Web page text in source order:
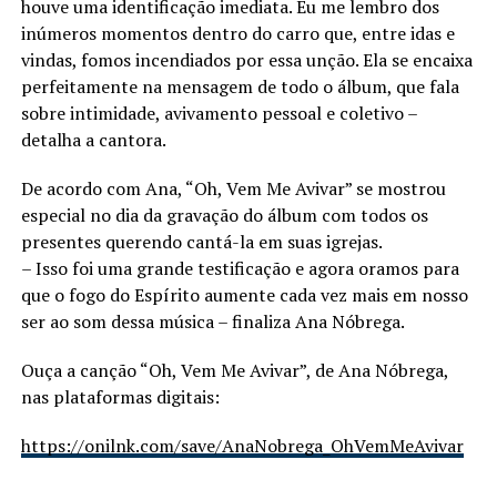
houve uma identificação imediata. Eu me lembro dos
inúmeros momentos dentro do carro que, entre idas e
vindas, fomos incendiados por essa unção. Ela se encaixa
perfeitamente na mensagem de todo o álbum, que fala
sobre intimidade, avivamento pessoal e coletivo –
detalha a cantora.
De acordo com Ana, “Oh, Vem Me Avivar” se mostrou
especial no dia da gravação do álbum com todos os
presentes querendo cantá-la em suas igrejas.
– Isso foi uma grande testificação e agora oramos para
que o fogo do Espírito aumente cada vez mais em nosso
ser ao som dessa música – finaliza Ana Nóbrega.
Ouça a canção “Oh, Vem Me Avivar”, de Ana Nóbrega,
nas plataformas digitais:
https://onilnk.com/save/AnaNobrega_OhVemMeAvivar